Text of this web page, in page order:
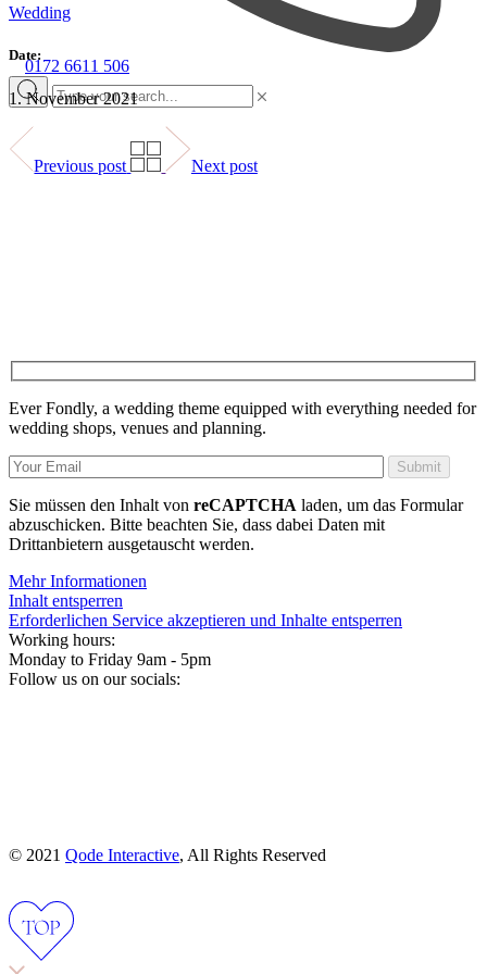
0172 6611 506
Wedding
Date:
1. November 2021
Previous post Next post
Ever Fondly, a wedding theme equipped with everything needed for
wedding shops, venues and planning.
Submit
Sie müssen den Inhalt von reCAPTCHA laden, um das Formular
abzuschicken. Bitte beachten Sie, dass dabei Daten mit
Drittanbietern ausgetauscht werden.
Mehr Informationen
Inhalt entsperren
Erforderlichen Service akzeptieren und Inhalte entsperren
Working hours:
Monday to Friday 9am - 5pm
Follow us on our socials:
© 2021 Qode Interactive, All Rights Reserved